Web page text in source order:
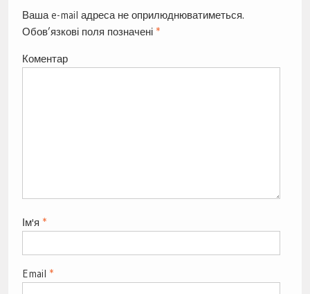
Ваша e-mail адреса не оприлюднюватиметься.
Обов’язкові поля позначені *
Коментар
Ім'я *
Email *